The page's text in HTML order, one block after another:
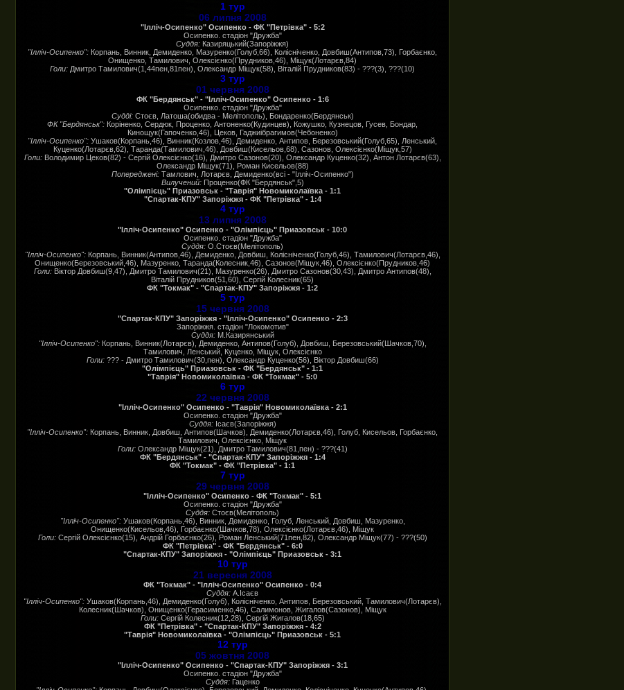
1 тур
06 липня 2008
"Ілліч-Осипенко" Осипенко - ФК "Петрівка" - 5:2
Осипенко. стадіон "Дружба"
Суддя: Казиряцький(Запоріжжя)
"Ілліч-Осипенко": Корпань, Винник, Демиденко, Мазуренко(Голуб,66), Колісніченко, Довбиш(Антипов,73), Горбаєнко,
Онищенко, Тамилович, Олексієнко(Прудников,46), Міщук(Лотарєв,84)
Голи: Дмитро Тамилович(1,44пен,81пен), Олександр Міщук(58), Віталій Прудников(83) - ???(3), ???(10)
3 тур
01 червня 2008
ФК "Бердянськ" - "Ілліч-Осипенко" Осипенко - 1:6
Осипенко. стадіон "Дружба"
Судді: Стоєв, Латоша(обидва - Мелітополь), Бондаренко(Бердянськ)
ФК "Бердянськ": Коріненко, Сердюк, Проценко, Антоненко(Кудинцев), Кожушко, Кузнецов, Гусев, Бондар,
Кинощук(Гапоченко,46), Цеков, Гаджиібрагимов(Чебоненко)
"Ілліч-Осипенко": Ушаков(Корпань,46), Винник(Козлов,46), Демиденко, Антипов, Березовський(Голуб,65), Ленський,
Куценко(Лотарєв,62), Таранда(Тамилович,46), Довбиш(Кисельов,68), Сазонов, Олексієнко(Міщук,57)
Голи: Володимир Цеков(82) - Сергій Олексієнко(16), Дмитро Сазонов(20), Олександр Куценко(32), Антон Лотарєв(63),
Олександр Міщук(71), Роман Кисельов(88)
Попереджені: Тамлович, Лотарєв, Демиденко(всі - "Ілліч-Осипенко")
Вилучений: Проценко(ФК "Бердянськ",5)
"Олімпієць" Приазовськ - "Таврія" Новомиколаївка - 1:1
"Спартак-КПУ" Запоріжжя - ФК "Петрівка" - 1:4
4 тур
13 липня 2008
"Ілліч-Осипенко" Осипенко - "Олімпієць" Приазовськ - 10:0
Осипенко. стадіон "Дружба"
Суддя: О.Стоєв(Мелітополь)
"Ілліч-Осипенко": Корпань, Винник(Антипов,46), Демиденко, Довбиш, Колісніченко(Голуб,46), Тамилович(Лотарєв,46),
Онищенко(Березовський,46), Мазуренко, Таранда(Колесник,46), Сазонов(Міщук,46), Олексієнко(Прудников,46)
Голи:Віктор Довбиш(9,47), Дмитро Тамилович(21), Мазуренко(26), Дмитро Сазонов(30,43), Дмитро Антипов(48),
Віталій Прудников(51,60), Сергій Колесник(65)
ФК "Токмак" - "Спартак-КПУ" Запоріжжя - 1:2
5 тур
15 червня 2008
"Спартак-КПУ" Запоріжжя - "Ілліч-Осипенко" Осипенко - 2:3
Запоріжжя. стадіон "Локомотив"
Суддя: М.Казирянський
"Ілліч-Осипенко":Корпань, Винник(Лотарєв), Демиденко, Антипов(Голуб), Довбиш, Березовський(Шачков,70),
Тамилович, Ленський, Куценко, Міщук, Олексієнко
Голи: ??? - Дмитро Тамилович(30,пен), Олександр Куценко(56), Віктор Довбиш(66)
"Олімпієць" Приазовськ - ФК "Бердянськ" - 1:1
"Таврія" Новомиколаївка - ФК "Токмак" - 5:0
6 тур
22 червня 2008
"Ілліч-Осипенко" Осипенко - "Таврія" Новомиколаївка - 2:1
Осипенко. стадіон "Дружба"
Суддя: Ісаєв(Запоріжжя)
"Ілліч-Осипенко": Корпань, Винник, Довбиш, Антипов(Шачков), Демиденко(Лотарєв,46), Голуб, Кисельов, Горбаєнко,
Тамилович, Олексієнко, Міщук
Голи:Олександр Міщук(21), Дмитро Тамилович(81,пен) - ???(41)
ФК "Бердянськ" - "Спартак-КПУ" Запоріжжя - 1:4
ФК "Токмак" - ФК "Петрівка" - 1:1
7 тур
29 червня 2008
"Ілліч-Осипенко" Осипенко - ФК "Токмак" - 5:1
Осипенко. стадіон "Дружба"
Суддя: Стоєв(Мелітополь)
"Ілліч-Осипенко":Ушаков(Корпань,46), Винник, Демиденко, Голуб, Ленський, Довбиш, Мазуренко,
Онищенко(Кисельов,46), Горбаєнко(Шачков,78), Олексієнко(Лотарєв,46), Міщук
Голи: Сергій Олексієнко(15), Андрій Горбаєнко(26), Роман Ленський(71пен,82), Олександр Міщук(77) - ???(50)
ФК "Петрівка" - ФК "Бердянськ" - 6:0
"Спартак-КПУ" Запоріжжя - "Олімпієць" Приазовськ - 3:1
10 тур
21 вересня 2008
ФК "Токмак" - "Ілліч-Осипенко" Осипенко - 0:4
Суддя: А.Ісаєв
"Ілліч-Осипенко":Ушаков(Корпань,46), Демиденко(Голуб), Колісніченко, Антипов, Березовський, Тамилович(Лотарєв),
Колесник(Шачков), Онищенко(Герасименко,46), Салимонов, Жигалов(Сазонов), Міщук
Голи: Сергій Колесник(12,28), Сергій Жигалов(18,65)
ФК "Петрівка" - "Спартак-КПУ" Запоріжжя - 4:2
"Таврія" Новомиколаївка - "Олімпієць" Приазовськ - 5:1
12 тур
05 жовтня 2008
"Ілліч-Осипенко" Осипенко - "Спартак-КПУ" Запоріжжя - 3:1
Осипенко. стадіон "Дружба"
Суддя: Гаценко